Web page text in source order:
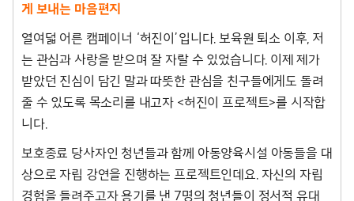
게 보내는 마음편지
열여덟 어른 캠페이너 ‘허진이’입니다. 보육원 퇴소 이후, 저
는 관심과 사랑을 받으며 잘 자랄 수 있었습니다. 이제 제가
받았던 진심이 담긴 말과 따뜻한 관심을 친구들에게도 돌려
줄 수 있도록 목소리를 내고자 <허진이 프로젝트>를 시작합
니다.
보호종료 당사자인 청년들과 함께 아동양육시설 아동들을 대
상으로 자립 강연을 진행하는 프로젝트인데요. 자신의 자립
경험을 들려주고자 용기를 낸 7명의 청년들이 정서적 유대